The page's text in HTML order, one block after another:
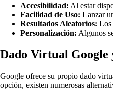
Accesibilidad: Al estar
Facilidad de Uso: Lanzar
Resultados Aleatorios: Los
Personalización: Algunos
Dado Virtual
Google ofrece su propio dado
opción, existen numerosas